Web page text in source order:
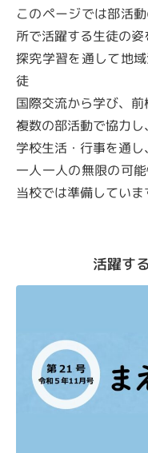
このページでは部活
所で活躍する生徒の姿
探究学習を通して地
徒
国際交流から学び、
複数の部活動で協力
学校生活・行事を通
一人一人の無限の可
当校では準備していま
活躍す